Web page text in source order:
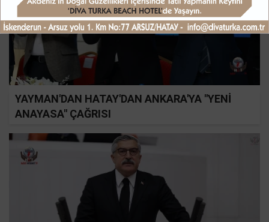
YAYMAN'DAN HATAY'DAN ANKARA'YA "YENİ
ANAYASA" ÇAĞRISI